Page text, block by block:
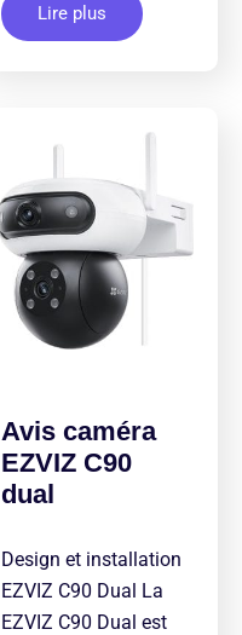
Lire plus
Avis caméra
EZVIZ C90
dual
Design et installation
EZVIZ C90 Dual La
EZVIZ C90 Dual est